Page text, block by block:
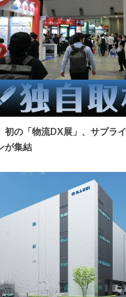
初の「物流DX展」、サプラ
が集結